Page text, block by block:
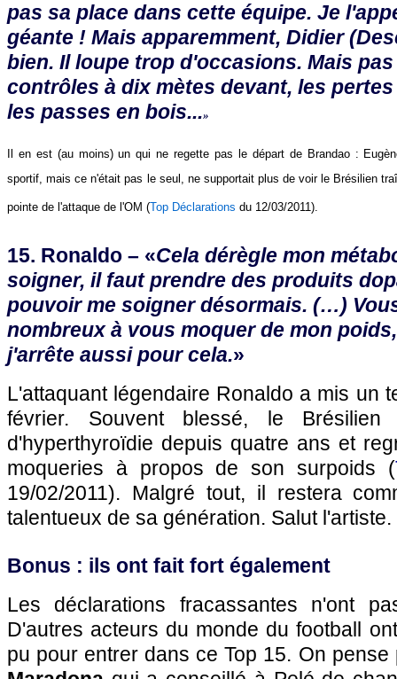
pas sa place dans cette équipe. Je
géante ! Mais apparemment, Didier
bien. Il loupe trop d'occasions. Mais
contrôles à dix mètes devant, les
les passes en bois...»
Il en est (au moins) un qui ne regette pas le départ de Brandao :
sportif, mais ce n'était pas le seul, ne supportait plus de voir le Brésilien
pointe de l'attaque de l'OM (Top Déclarations du 12/03/2011).
15. Ronaldo – «Cela dérègle mon
soigner, il faut prendre des produits
pouvoir me soigner désormais. (…)
nombreux à vous moquer de mon
j'arrête aussi pour cela.»
L'attaquant légendaire Ronaldo a mis un
février. Souvent blessé, le
d'hyperthyroïdie depuis quatre ans et
moqueries à propos de son surpoids (
19/02/2011). Malgré tout, il restera
talentueux de sa génération. Salut l'artiste.
Bonus : ils ont fait fort également
Les déclarations fracassantes n'ont
D'autres acteurs du monde du football
pu pour entrer dans ce Top 15. On